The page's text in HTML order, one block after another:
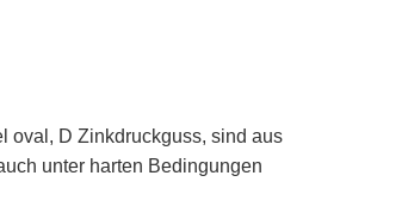
oval, D Zinkdruckguss, sind aus
unter harten Bedingungen